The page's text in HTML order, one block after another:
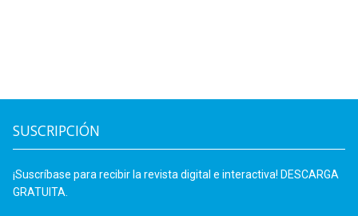
SUSCRIPCIÓN
¡Suscríbase para recibir la revista digital e interactiva! DESCARGA
GRATUITA.